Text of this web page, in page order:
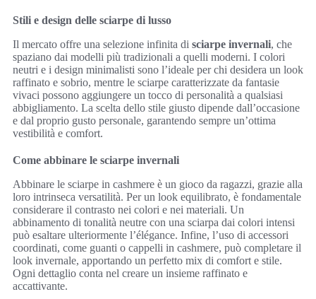
Stili e design delle sciarpe di lusso
Il mercato offre una selezione infinita di sciarpe invernali, che
spaziano dai modelli più tradizionali a quelli moderni. I colori
neutri e i design minimalisti sono l’ideale per chi desidera un look
raffinato e sobrio, mentre le sciarpe caratterizzate da fantasie
vivaci possono aggiungere un tocco di personalità a qualsiasi
abbigliamento. La scelta dello stile giusto dipende dall’occasione
e dal proprio gusto personale, garantendo sempre un’ottima
vestibilità e comfort.
Come abbinare le sciarpe invernali
Abbinare le sciarpe in cashmere è un gioco da ragazzi, grazie alla
loro intrinseca versatilità. Per un look equilibrato, è fondamentale
considerare il contrasto nei colori e nei materiali. Un
abbinamento di tonalità neutre con una sciarpa dai colori intensi
può esaltare ulteriormente l’élégance. Infine, l’uso di accessori
coordinati, come guanti o cappelli in cashmere, può completare il
look invernale, apportando un perfetto mix di comfort e stile.
Ogni dettaglio conta nel creare un insieme raffinato e
accattivante.